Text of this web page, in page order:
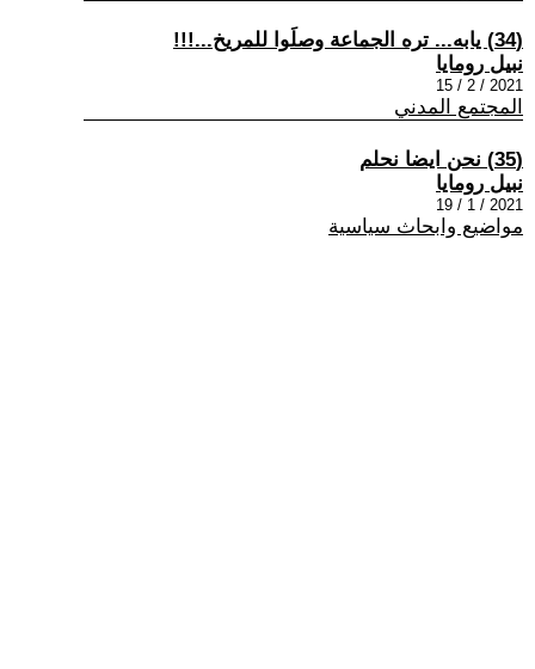
(34) يابه... تره الجماعة وصلَوا للمريخ...!!!
نبيل رومايا
2021 / 2 / 15
المجتمع المدني
(35) نحن ايضا نحلم
نبيل رومايا
2021 / 1 / 19
مواضيع وابحاث سياسية